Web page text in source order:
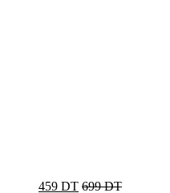
459 DT 699 DT